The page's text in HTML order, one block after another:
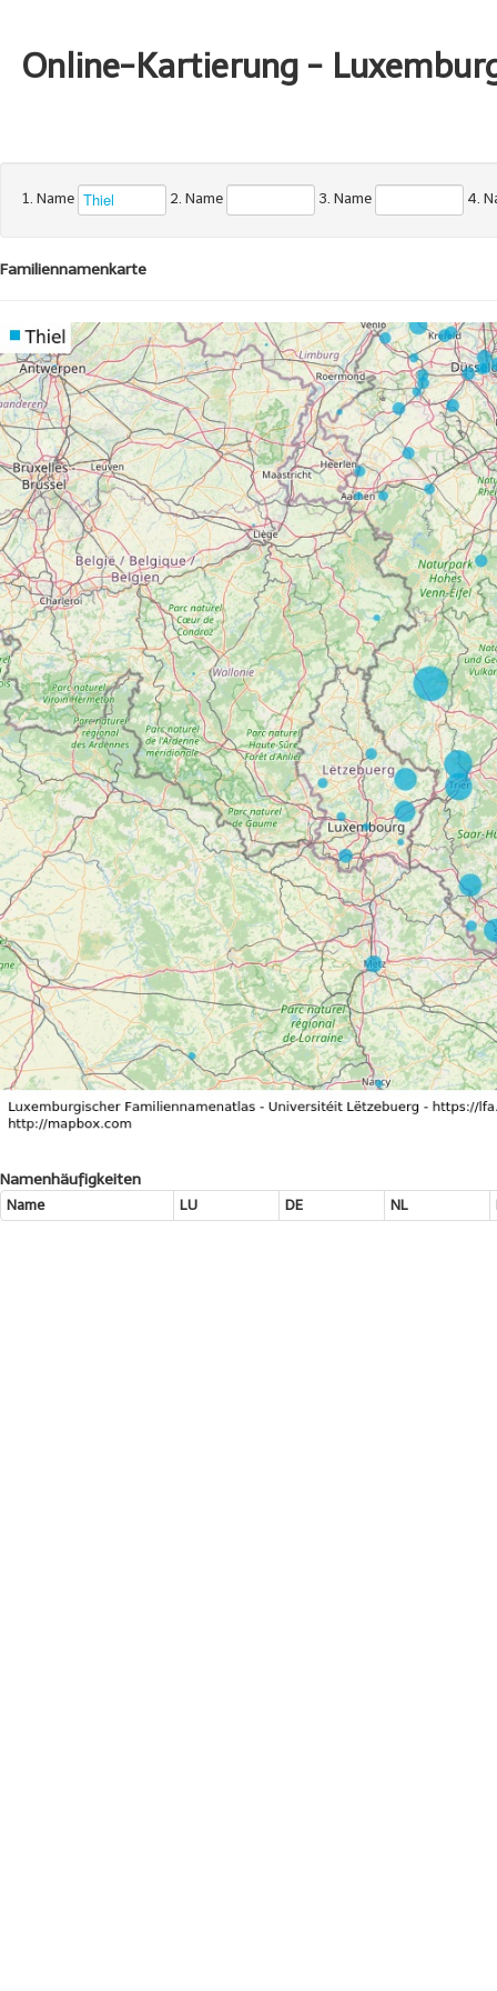
Online-Kartierung -
1. Name 2. Name 3. Name 4.
Familiennamenkarte
Namenhäufigkeiten
Name LU DE NL